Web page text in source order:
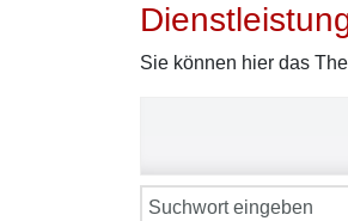
Sie können hier das